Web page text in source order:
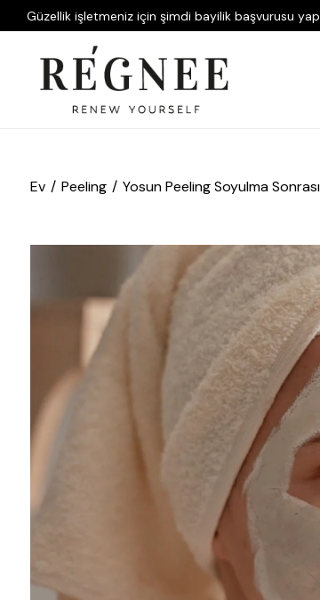
Güzellik işletmeniz için şimdi bayilik başvurusu
Ev Peeling Yosun Peeling Soyulma